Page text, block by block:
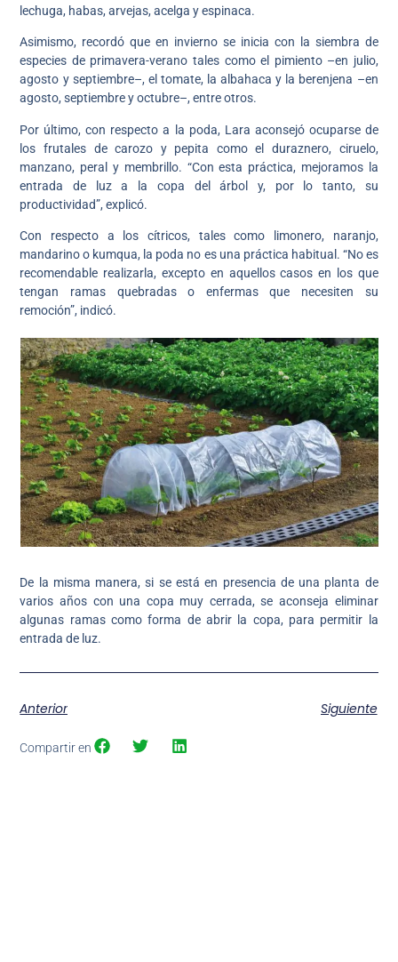
lechuga, habas, arvejas, acelga y espinaca.
Asimismo, recordó que en invierno se inicia con la siembra de
especies de primavera-verano tales como el pimiento –en julio,
agosto y septiembre–, el tomate, la albahaca y la berenjena –en
agosto, septiembre y octubre–, entre otros.
Por último, con respecto a la poda, Lara aconsejó ocuparse de
los frutales de carozo y pepita como el duraznero, ciruelo,
manzano, peral y membrillo. “Con esta práctica, mejoramos la
entrada de luz a la copa del árbol y, por lo tanto, su
productividad”, explicó.
Con respecto a los cítricos, tales como limonero, naranjo,
mandarino o kumqua, la poda no es una práctica habitual. “No es
recomendable realizarla, excepto en aquellos casos en los que
tengan ramas quebradas o enfermas que necesiten su
remoción”, indicó.
De la misma manera, si se está en presencia de una planta de
varios años con una copa muy cerrada, se aconseja eliminar
algunas ramas como forma de abrir la copa, para permitir la
entrada de luz.
Anterior Siguiente
Compartir en